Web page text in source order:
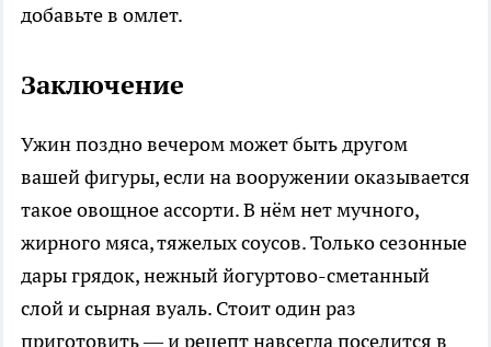
добавьте в омлет.
Заключение
Ужин поздно вечером может быть другом
вашей фигуры, если на вооружении оказывается
такое овощное ассорти. В нём нет мучного,
жирного мяса, тяжелых соусов. Только сезонные
дары грядок, нежный йогуртово-сметанный
слой и сырная вуаль. Стоит один раз
приготовить — и рецепт навсегда поселится в